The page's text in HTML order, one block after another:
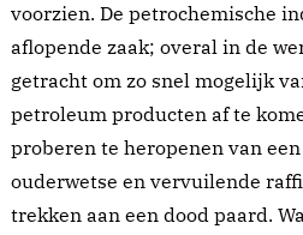
voorzien. De petrochemische
aflopende zaak; overal in de
getracht om zo snel mogelijk
petroleum producten af te
proberen te heropenen van
ouderwetse en vervuilende
trekken aan een dood paard.